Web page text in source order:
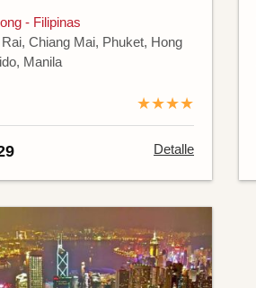
- Filipinas
Chiang Mai, Phuket, Hong
Manila
★★★★
Detalle